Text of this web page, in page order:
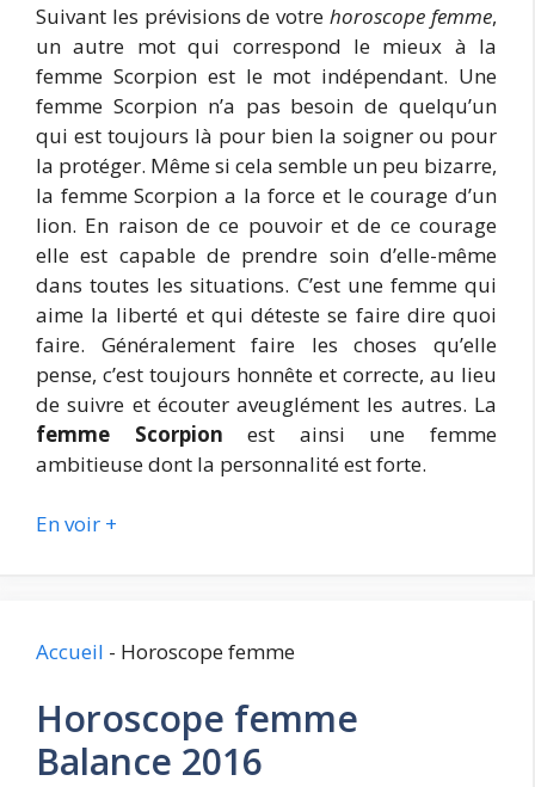
Suivant les prévisions de votrehoroscope femme,
un autre mot qui correspond le mieux à la
femme Scorpion est le mot indépendant. Une
femme Scorpion n’a pas besoin de quelqu’un
qui est toujours là pour bien la soigner ou pour
la protéger. Même si cela semble un peu bizarre,
la femme Scorpion a la force et le courage d’un
lion. En raison de ce pouvoir et de ce courage
elle est capable de prendre soin d’elle-même
dans toutes les situations. C’est une femme qui
aime la liberté et qui déteste se faire dire quoi
faire. Généralement faire les choses qu’elle
pense, c’est toujours honnête et correcte, au lieu
de suivre et écouter aveuglément les autres. La
femme Scorpion est ainsi une femme
ambitieuse dont la personnalité est forte.
En voir +
Accueil - Horoscope femme
Horoscope femme
Balance 2016